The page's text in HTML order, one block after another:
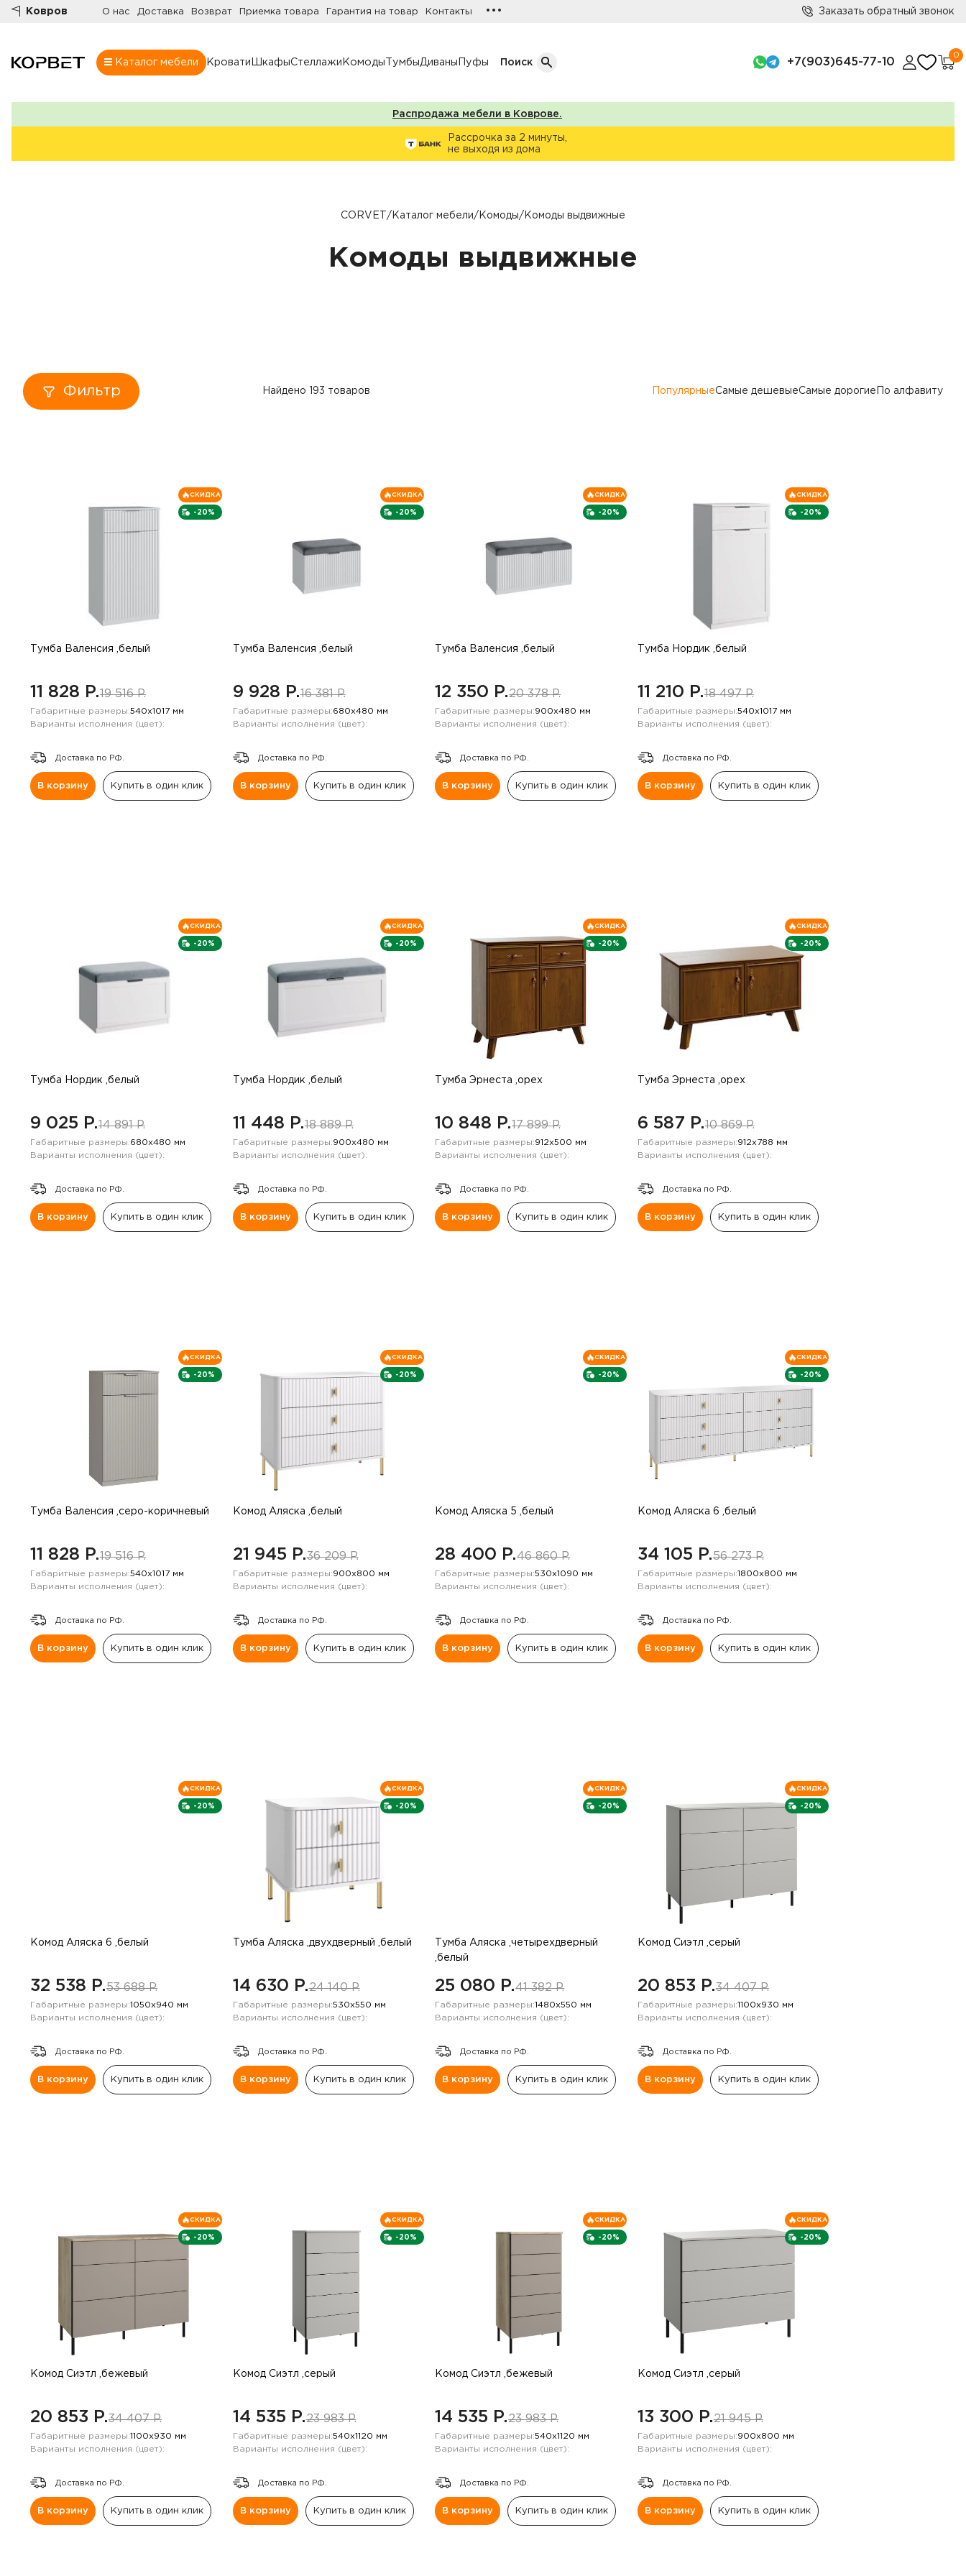
Ковров О нас Доставка Возврат Приемка товара Гарантия на товар Контакты ••• Заказать обратный звонок
Каталог мебели Кровати ШкафыСтеллажи Комоды ТумбыДиваны Пуфы Поиск +7(903)645-77-10
0
Тумбы
Навесные панели
Полки
Стеллажи
Консоли
Шкафы Кол-во дверей
Трехдверные шкафы
Распродажа мебели в Коврове.
Рассрочка за 2 минуты,
не выходя из дома
CORVET / Каталог мебели/ Комоды/ Комоды выдвижные
Комоды выдвижные
Фильтр Найдено 193 товаров ПопулярныеСамые дешевыеСамые дорогие По алфавиту
-20%
СКИДКА
Тумба Валенсия ,белый
11 828 P.19 516 P.
Габаритные размеры:540х1017 мм
Варианты исполнения (цвет):
Доставка по РФ.
В корзину Купить в один клик
-20%
СКИДКА
Тумба Валенсия ,белый
9 928 P.16 381 P.
Габаритные размеры:680х480 мм
Варианты исполнения (цвет):
Доставка по РФ.
В корзину Купить в один клик
-20%
СКИДКА
Тумба Валенсия ,белый
12 350 P.20 378 P.
Габаритные размеры:900х480 мм
Варианты исполнения (цвет):
Доставка по РФ.
В корзину Купить в один клик
-20%
СКИДКА
Тумба Нордик ,белый
11 210 P.18 497 P.
Габаритные размеры:540х1017 мм
Варианты исполнения (цвет):
Доставка по РФ.
В корзину Купить в один клик
-20%
СКИДКА
Тумба Нордик ,белый
9 025 P.14 891 P.
Габаритные размеры:680х480 мм
Варианты исполнения (цвет):
Доставка по РФ.
В корзину Купить в один клик
-20%
СКИДКА
Тумба Нордик ,белый
11 448 P.18 889 P.
Габаритные размеры:900х480 мм
Варианты исполнения (цвет):
Доставка по РФ.
В корзину Купить в один клик
-20%
СКИДКА
Тумба Эрнеста ,орех
10 848 P.17 899 P.
Габаритные размеры:912х500 мм
Варианты исполнения (цвет):
Доставка по РФ.
В корзину Купить в один клик
-20%
СКИДКА
Тумба Эрнеста ,орех
6 587 P.10 869 P.
Габаритные размеры:912х788 мм
Варианты исполнения (цвет):
Доставка по РФ.
В корзину Купить в один клик
-20%
СКИДКА
Тумба Валенсия ,серо-коричневый
11 828 P.19 516 P.
Габаритные размеры:540х1017 мм
Варианты исполнения (цвет):
Доставка по РФ.
В корзину Купить в один клик
-20%
СКИДКА
Комод Аляска ,белый
21 945 P.36 209 P.
Габаритные размеры:900х800 мм
Варианты исполнения (цвет):
Доставка по РФ.
В корзину Купить в один клик
-20%
СКИДКА
Комод Аляска 5 ,белый
28 400 P.46 860 P.
Габаритные размеры:530х1090 мм
Варианты исполнения (цвет):
Доставка по РФ.
В корзину Купить в один клик
-20%
СКИДКА
Комод Аляска 6 ,белый
34 105 P.56 273 P.
Габаритные размеры:1800х800 мм
Варианты исполнения (цвет):
Доставка по РФ.
В корзину Купить в один клик
-20%
СКИДКА
Комод Аляска 6 ,белый
32 538 P.53 688 P.
Габаритные размеры:1050х940 мм
Варианты исполнения (цвет):
Доставка по РФ.
В корзину Купить в один клик
-20%
СКИДКА
Тумба Аляска ,двухдверный ,белый
14 630 P.24 140 P.
Габаритные размеры:530х550 мм
Варианты исполнения (цвет):
Доставка по РФ.
В корзину Купить в один клик
-20%
СКИДКА
Тумба Аляска ,четырехдверный
,белый
25 080 P.41 382 P.
Габаритные размеры:1480х550 мм
Варианты исполнения (цвет):
Доставка по РФ.
В корзину Купить в один клик
-20%
СКИДКА
Комод Сиэтл ,серый
20 853 P.34 407 P.
Габаритные размеры:1100х930 мм
Варианты исполнения (цвет):
Доставка по РФ.
В корзину Купить в один клик
-20%
СКИДКА
Комод Сиэтл ,бежевый
20 853 P.34 407 P.
Габаритные размеры:1100х930 мм
Варианты исполнения (цвет):
Доставка по РФ.
В корзину Купить в один клик
-20%
СКИДКА
Комод Сиэтл ,серый
14 535 P.23 983 P.
Габаритные размеры:540х1120 мм
Варианты исполнения (цвет):
Доставка по РФ.
В корзину Купить в один клик
-20%
СКИДКА
Комод Сиэтл ,бежевый
14 535 P.23 983 P.
Габаритные размеры:540х1120 мм
Варианты исполнения (цвет):
Доставка по РФ.
В корзину Купить в один клик
-20%
СКИДКА
Комод Сиэтл ,серый
13 300 P.21 945 P.
Габаритные размеры:900х800 мм
Варианты исполнения (цвет):
Доставка по РФ.
В корзину Купить в один клик